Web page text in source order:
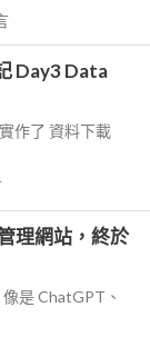
Day3 Data
作了 資料下載
理網站，終於
是 ChatGPT、